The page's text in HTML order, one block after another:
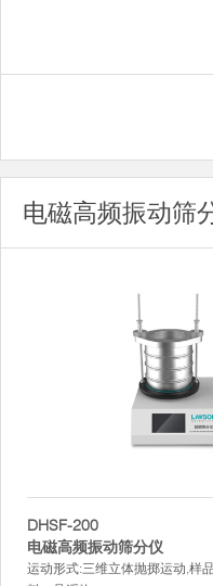
电磁高频振动筛
DHSF-200
电磁高频振动筛分仪
运动形式:三维立体抛掷运动,样